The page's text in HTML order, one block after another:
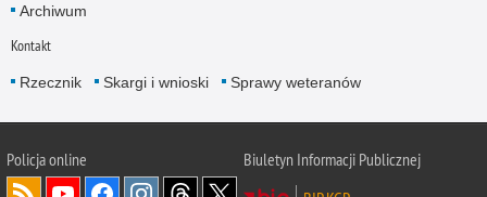
Archiwum
Kontakt
Rzecznik Skargi i wnioski Sprawy weteranów
Policjaonline
Biuletyn Informacji Publicznej